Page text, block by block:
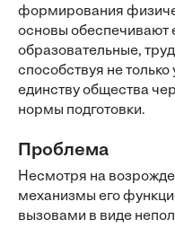
формирования
основы обеспечивают
образовательные,
способствуя не
единству общества
нормы подготовки.
Проблема
Несмотря на
механизмы его
вызовами в виде